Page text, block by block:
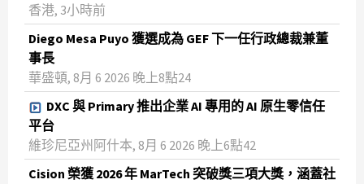
香港, 3小時前
Diego Mesa Puyo 獲選成為 GEF 下一任行政總裁兼董
事長
華盛頓, 8月 6 2026 晚上8點24
DXC 與 Primary 推出企業 AI 專用的 AI 原生零信任
平台
維珍尼亞州阿什本, 8月 6 2026 晚上6點42
Cision 榮獲 2026 年 MarTech 突破獎三項大獎，涵蓋社